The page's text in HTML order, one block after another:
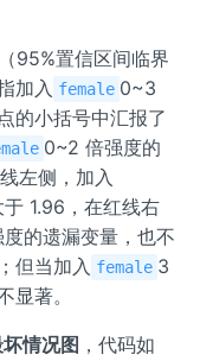
D}}
^
95%置信区间临界
加入 female 0~3
的小括号中汇报了
0~2 倍强度的
左侧，加入
1.96，在红线右
的遗漏变量，也不
但当加入 female 3
显著。
情况图 ，代码如